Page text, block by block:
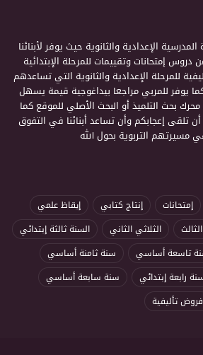
الإعدادية والثانوية حيث يوفر لأبنائنا
دروس إمتحانات وتقييمات للمرحلة الإبتدائية
للمرحلة الإعدادية والثانوية التي تساعدهم
يوفر للمربي مراجعا بيداغوجية قيمة يسهل
محرك بحث التلميذ أو البحث الأصلي للموقع كما
تلقى إعجابكم وأن تساعد أبنائنا في التفوق
مسيرتهم التربوية بحول الله
إمتحانات إنتاج كتابي
إيقاظ علمي
الثلاثي الثاني
السنة ثالثة إبتدائي
تاسعة أساسي
سنة ثامنة أساسي
رابعة إبتدائي
سنة سابعة أساسي
فروض تأليفية